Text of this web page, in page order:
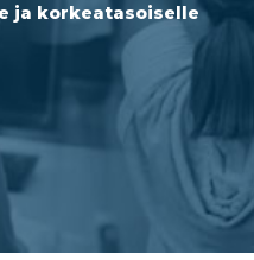
ja korkeatasoiselle